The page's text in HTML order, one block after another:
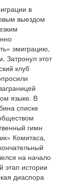
в
выездом
эмиграцию,
Затронул этот
клуб
языке. В
списке
гимн
Комитаса,
на начало
этап истории
диаспора